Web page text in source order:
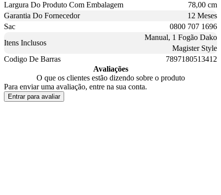
Largura Do Produto Com Embalagem
78,00 cm
Garantia Do Fornecedor
12 Meses
Sac
0800 707 1696
Itens Inclusos
Manual, 1 Fogão Dako
Magister Style
Codigo De Barras
7897180513412
Avaliações
O que os clientes estão dizendo sobre o produto
Para enviar uma avaliação, entre na sua conta.
Entrar para avaliar